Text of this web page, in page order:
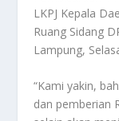
LKPJ Kepala
Ruang Sidang
Lampung,
“Kami yakin,
dan pemberian